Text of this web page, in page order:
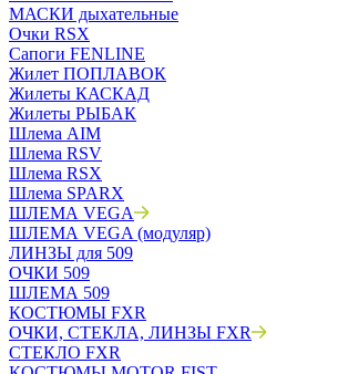
МАСКИ дыхательные
Очки RSX
Сапоги FENLINE
Жилет ПОПЛАВОК
Жилеты КАСКАД
Жилеты РЫБАК
Шлема AIM
Шлема RSV
Шлема RSX
Шлема SPARX
ШЛЕМА VEGA
ШЛЕМА VEGA (модуляр)
ЛИНЗЫ для 509
ОЧКИ 509
ШЛЕМА 509
КОСТЮМЫ FXR
ОЧКИ, СТЕКЛА, ЛИНЗЫ FXR
СТЕКЛО FXR